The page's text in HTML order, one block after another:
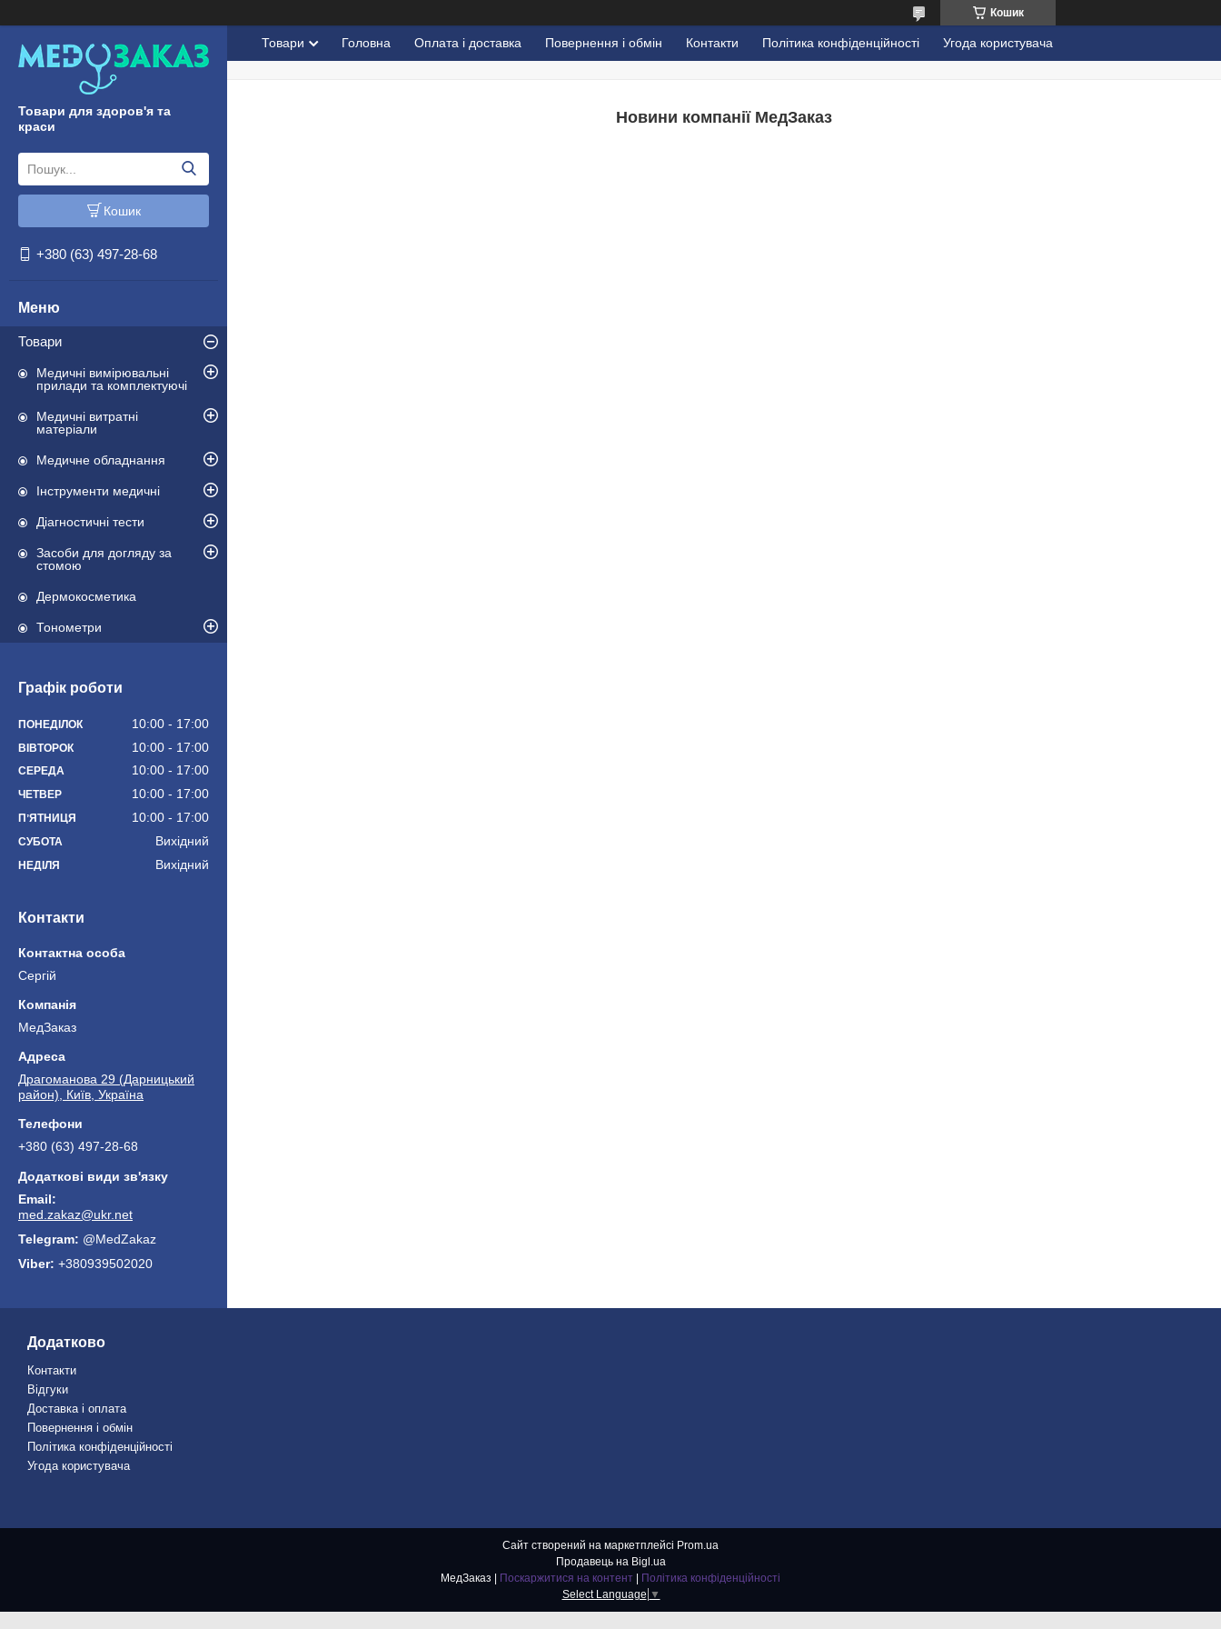
Кошик
Товари для здоров'я та
краси
Кошик
+380 (63) 497-28-68
Товари
Медичні вимірювальні
прилади та комплектуючі
Медичні витратні
матеріали
Медичне обладнання
Інструменти медичні
Діагностичні тести
Засоби для догляду за
стомою
Дермокосметика
Тонометри
Графік роботи
ПОНЕДІЛОК 10:00 17:00
ВІВТОРОК 10:00 17:00
СЕРЕДА 10:00 17:00
ЧЕТВЕР 10:00 17:00
ПʼЯТНИЦЯ 10:00 17:00
СУБОТА Вихідний
НЕДІЛЯ Вихідний
Контакти
Сергій
МедЗаказ
Драгоманова 29 (Дарницький
район), Київ, Україна
+380 (63) 497-28-68
med.zakaz@ukr.net
@MedZakaz
+380939502020
Товари Головна Оплата і доставка Повернення і обмін Контакти Політика конфіденційності Угода користувача
Новини компанії МедЗаказ
Додатково
Контакти
Відгуки
Доставка і оплата
Повернення і обмін
Політика конфіденційності
Угода користувача
Сайт створений на маркетплейсі Prom.ua
Продавець на Bigl.ua
МедЗаказ | Поскаржитися на контент | Політика конфіденційності
Select Language ▼